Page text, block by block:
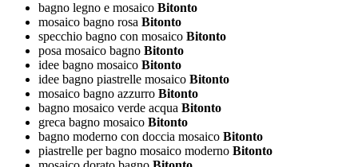
bagno legno e mosaico Bitonto
mosaico bagno rosa Bitonto
specchio bagno con mosaico Bitonto
posa mosaico bagno Bitonto
idee bagno mosaico Bitonto
idee bagno piastrelle mosaico Bitonto
mosaico bagno azzurro Bitonto
bagno mosaico verde acqua Bitonto
greca bagno mosaico Bitonto
bagno moderno con doccia mosaico Bitonto
piastrelle per bagno mosaico moderno Bitonto